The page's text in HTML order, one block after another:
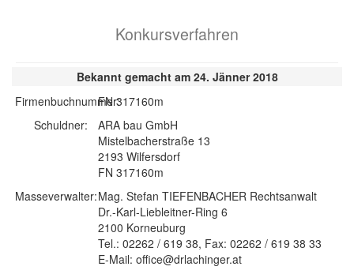
Konkursverfahren
Bekannt gemacht am 24. Jänner 2018
Firmenbuchnummer:FN 317160m
Schuldner:
ARA bau GmbH
Mistelbacherstraße 13
2193 Wilfersdorf
FN 317160m
Masseverwalter:Mag. Stefan TIEFENBACHER Rechtsanwalt
Dr.-Karl-Liebleitner-Ring 6
2100 Korneuburg
Tel.: 02262 / 619 38, Fax: 02262 / 619 38 33
E-Mail: office@drlachinger.at